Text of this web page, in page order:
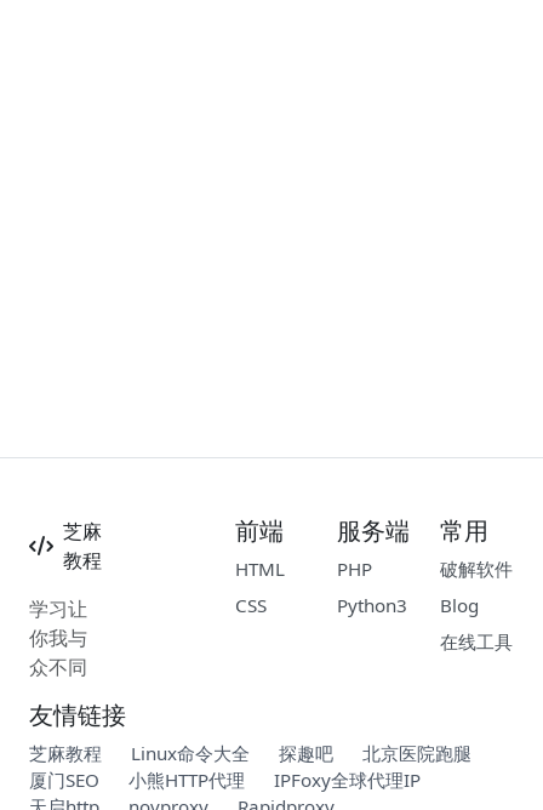
芝麻
教程
学习让
你我与
众不同
前端
HTML
CSS
服务端
PHP
Python3
常用
破解软件
Blog
在线工具
友情链接
芝麻教程 Linux命令大全 探趣吧
北京医院跑腿
厦门SEO
小熊HTTP代理
IPFoxy全球代理IP